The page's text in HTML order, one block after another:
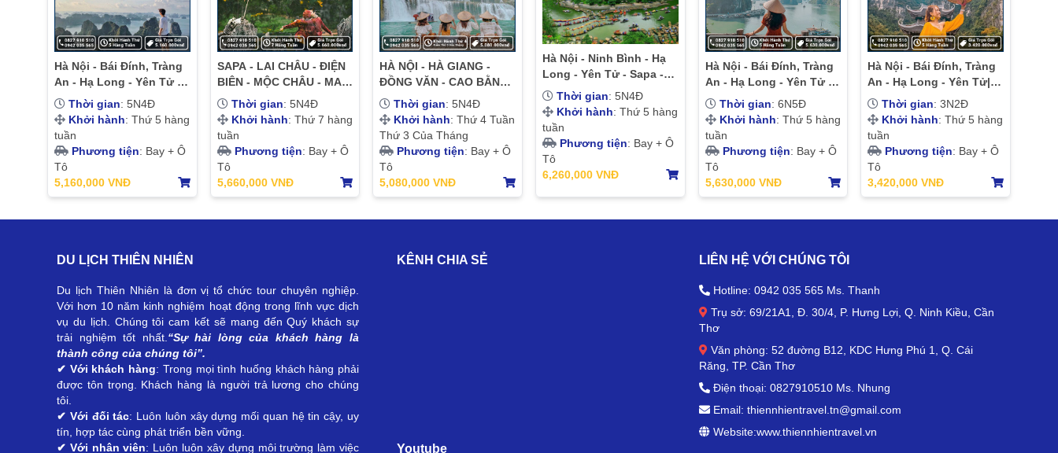
Hà Nội - Bái Đính, Tràng
An - Hạ Long - Yên Tử -
Sa Pa(đường cao tốc) –
Hà Nội | 5N4Đ
Thời gian: 5N4Đ
Khởi hành: Thứ 5 hàng
tuần
Phương tiện: Bay + Ô
Tô
5,160,000 VNĐ
SAPA - LAI CHÂU - ĐIỆN
BIÊN - MỘC CHÂU - MAI
CHÂU |5N4Đ
Thời gian: 5N4Đ
Khởi hành: Thứ 7 hàng
tuần
Phương tiện: Bay + Ô
Tô
5,660,000 VNĐ
HÀ NỘI - HÀ GIANG -
ĐỒNG VĂN - CAO BẰNG
- THÁC BẢN GIỐC – BA
BỂ | 5N4Đ
Thời gian: 5N4Đ
Khởi hành: Thứ 4 Tuần
Thứ 3 Của Tháng
Phương tiện: Bay + Ô
Tô
5,080,000 VNĐ
Hà Nội - Ninh Bình - Hạ
Long - Yên Tử - Sapa -
Hà Nội 4N3Đ
Thời gian: 5N4Đ
Khởi hành: Thứ 5 hàng
tuần
Phương tiện: Bay + Ô
Tô
6,260,000 VNĐ
Hà Nội - Bái Đính, Tràng
An - Hạ Long - Yên Tử -
Sa Pa - Hà Nội | 6N5Đ
Thời gian: 6N5Đ
Khởi hành: Thứ 5 hàng
tuần
Phương tiện: Bay + Ô
Tô
5,630,000 VNĐ
Hà Nội - Bái Đính, Tràng
An - Hạ Long - Yên Tử|
3N2ĐThời gian: 3N2Đ
Khởi hành: Thứ 5 hàng
tuần
Phương tiện: Bay + Ô
Tô
3,420,000 VNĐ
DU LỊCH THIÊN NHIÊN
Du lịch Thiên Nhiên là đơn vị tổ chức tour chuyên nghiệp.
Với hơn 10 năm kinh nghiệm hoạt động trong lĩnh vực dịch
vụ du lịch. Chúng tôi cam kết sẽ mang đến Quý khách sự
trải nghiệm tốt nhất.“Sự hài lòng của khách hàng là
thành công của chúng tôi”.
✔ Với khách hàng: Trong mọi tình huống khách hàng phải
được tôn trọng. Khách hàng là người trả lương cho chúng
tôi.
✔ Với đối tác: Luôn luôn xây dựng mối quan hệ tin cậy, uy
tín, hợp tác cùng phát triển bền vững.
✔ Với nhân viên: Luôn luôn xây dựng môi trường làm việc
KÊNH CHIA SẺ
Youtube
LIÊN HỆ VỚI CHÚNG TÔI
Hotline: 0942 035 565 Ms. Thanh
Trụ sở: 69/21A1, Đ. 30/4, P. Hưng Lợi, Q. Ninh Kiều, Cần
Thơ
Văn phòng: 52 đường B12, KDC Hưng Phú 1, Q. Cái
Răng, TP. Cần Thơ
Điện thoại: 0827910510 Ms. Nhung
Email: thiennhientravel.tn@gmail.com
Website:www.thiennhientravel.vn